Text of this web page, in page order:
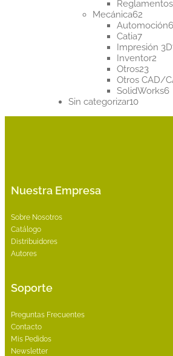
Reglamentos
Mecánica6262
Automoción66
Catia77
Impresión 3D
Inventor22
Otros2323
Otros CAD/
SolidWorks66
Sin categorizar1010
Nuestra Empresa
Sobre Nosotros
Catálogo
Distribuidores
Autores
Soporte
Preguntas Frecuentes
Contacto
Mis Pedidos
Newsletter